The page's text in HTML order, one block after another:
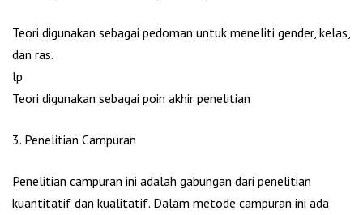
Teori digunakan sebagai pedoman untuk meneliti gender, kelas,
dan ras.
lp
Teori digunakan sebagai poin akhir penelitian
3. Penelitian Campuran
Penelitian campuran ini adalah gabungan dari penelitian
kuantitatif dan kualitatif. Dalam metode campuran ini ada